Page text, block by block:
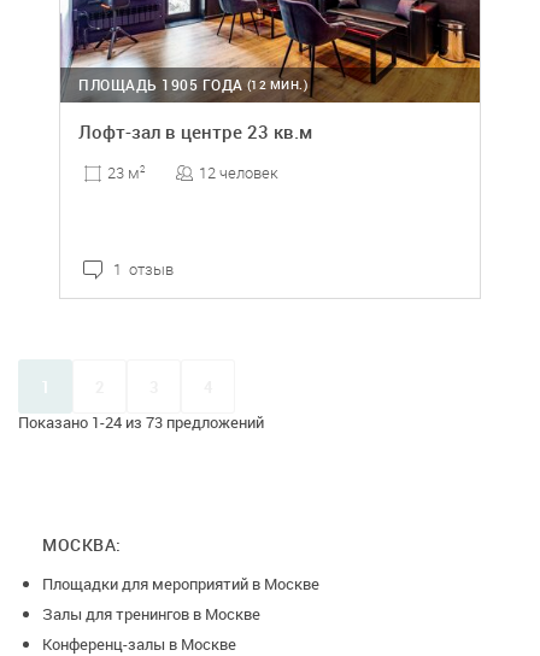
(12 МИН.)
ПЛОЩАДЬ 1905 ГОДА
Лофт-зал в центре 23 кв.м
23 м2 12 человек
1 отзыв
Показано 1-24 из 73 предложений
1
МОСКВА:
Площадки для мероприятий в Москве
Залы для тренингов в Москве
Конференц-залы в Москве